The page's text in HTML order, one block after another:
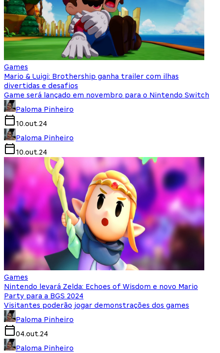
Games
Mario & Luigi: Brothership ganha trailer com ilhas
divertidas e desafios
Game será lançado em novembro para o Nintendo Switch
Paloma Pinheiro
10.out.24
Paloma Pinheiro
10.out.24
Games
Nintendo levará Zelda: Echoes of Wisdom e novo Mario
Party para a BGS 2024
Visitantes poderão jogar demonstrações dos games
Paloma Pinheiro
04.out.24
Paloma Pinheiro